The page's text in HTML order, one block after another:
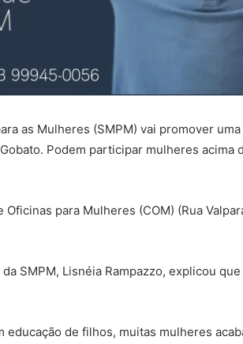
as Mulheres (SMPM) vai promover
Podem participar mulheres acima
para Mulheres (COM) (Rua
SMPM, Lisnéia Rampazzo, explicou
de filhos, muitas mulheres